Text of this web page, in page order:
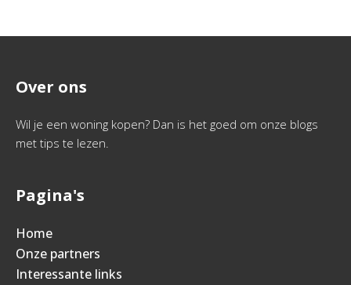
Over ons
Wil je een woning kopen? Dan is het goed om onze blogs
met tips te lezen.
Pagina's
Home
Onze partners
Interessante links